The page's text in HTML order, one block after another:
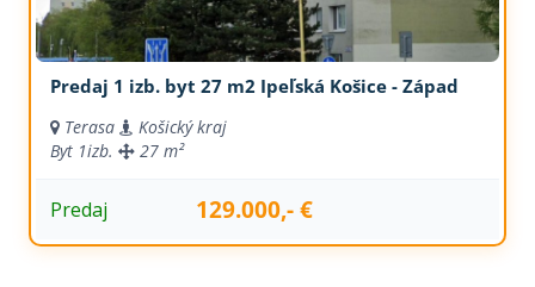
Predaj 1 izb. byt 27 m2 Ipeľská Košice - Západ
Terasa
Košický kraj
Byt 1izb. 27 m²
Predaj 129.000,- €